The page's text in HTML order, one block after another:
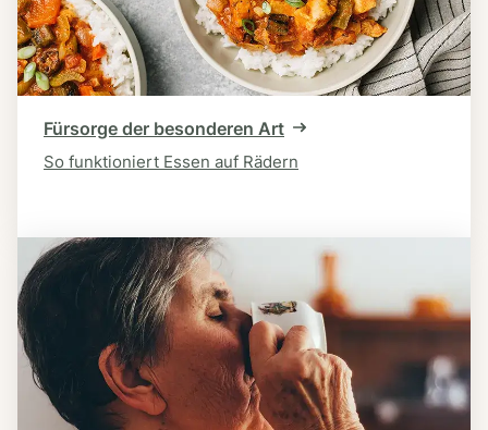
Fürsorge der besonderen Art
So funktioniert Essen auf Rädern